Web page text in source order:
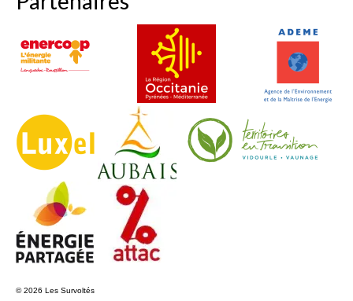
© 2026 Les Survoltés